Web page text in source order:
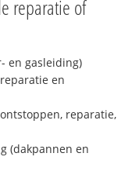
reparatie of
en gasleiding)
en
reparatie,
(dakpannen en